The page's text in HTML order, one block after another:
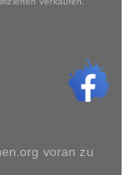
voran zu